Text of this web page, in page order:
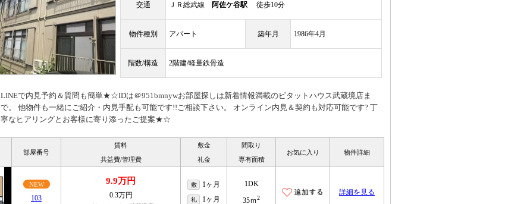
交通 ＪＲ総武線 阿佐ケ谷駅 徒歩10分
物件種別 アパート 築年月 1986年4月
階数/構造 2階建/軽量鉄骨造
LINEで内見予約＆質問も簡単★☆IDは＠951bmnywお部屋探しは新着情報満載のピタットハウス武蔵境店ま
で。 他物件も一緒にご紹介・内見手配も可能です!!ご相談下さい。 オンライン内見＆契約も対応可能です? 丁
寧なヒアリングとお客様に寄り添ったご提案★☆
部屋番号
賃料
共益費/管理費
敷金
礼金
間取り
専有面積
お気に入り 物件詳細
NEW
103
9.9万円
0.3万円
敷 1ヶ月
礼 1ヶ月
1DK
35ｍ2
詳細を見る